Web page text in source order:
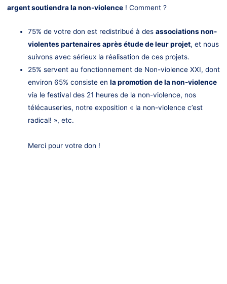
argent soutiendra la non-violence! Comment ?
75% de votre don est redistribué à des associations non-
violentes partenaires après étude de leur projet, et nous
suivons avec sérieux la réalisation de ces projets.
25% servent au fonctionnement de Non-violence XXI, dont
environ 65% consiste en la promotion de la non-violence
via le festival des 21 heures de la non-violence, nos
télécauseries, notre exposition « la non-violence c’est
radical! », etc.
Merci pour votre don !